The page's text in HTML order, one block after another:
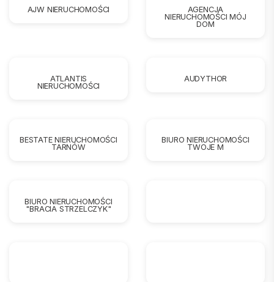
AJW NIERUCHOMOŚCI
AGENCJA
NIERUCHOMOŚCI MÓJ
DOM
ATLANTIS
NIERUCHOMOŚCI
AUDYTHOR
BESTATE NIERUCHOMOŚCI
TARNÓW
BIURO NIERUCHOMOŚCI
TWOJE M
BIURO NIERUCHOMOŚCI
"BRACIA STRZELCZYK"